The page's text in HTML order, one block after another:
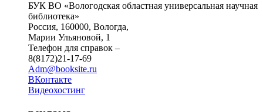
БУК ВО «Вологодская областная универсальная научная
библиотека»
Россия, 160000, Вологда,
Марии Ульяновой, 1
Телефон для справок –
8(8172)21-17-69
Adm@booksite.ru
ВКонтакте
Видеохостинг